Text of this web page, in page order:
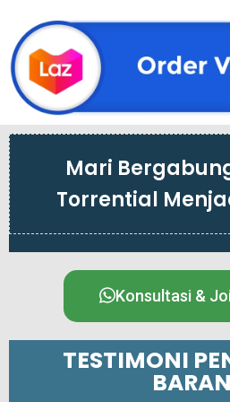
Mari
Torrential
Konsultasi &
TESTIMONI